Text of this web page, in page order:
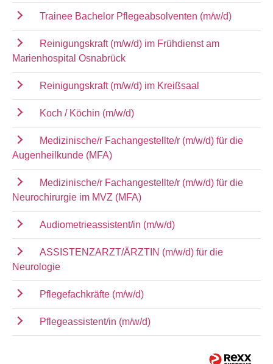
Trainee Bachelor Pflegeabsolventen (m/w/d)
Reinigungskraft (m/w/d) im Frühdienst am
Marienhospital Osnabrück
Reinigungskraft (m/w/d) im Kreißsaal
Koch / Köchin (m/w/d)
Medizinische/r Fachangestellte/r (m/w/d) für die
Augenheilkunde (MFA)
Medizinische/r Fachangestellte/r (m/w/d) für die
Neurochirurgie im MVZ (MFA)
Audiometrieassistent/in (m/w/d)
ASSISTENZARZT/ÄRZTIN (m/w/d) für die
Neurologie
Pflegefachkräfte (m/w/d)
Pflegeassistent/in (m/w/d)